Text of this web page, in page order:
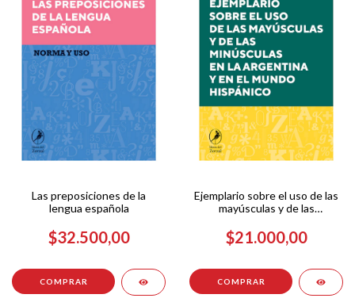
Las preposiciones de la
lengua española
$32.500,00
Ejemplario sobre el uso de las
mayúsculas y de las
en el mundo hispánico
$21.000,00